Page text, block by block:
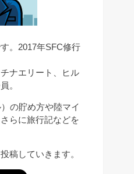
。2017年SFC修行
ナエリート、ヒル
。
の貯め方や陸マイ
らに旅行記などを
稿していきます。